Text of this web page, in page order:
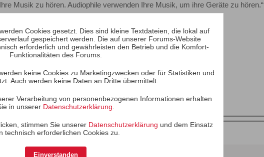
Musik zu hören. Audiophile verwenden Ihre Musik, um ihre Geräte zu hören.“
Cookies gesetzt. Dies sind kleine Textdateien, die lokal auf
gespeichert werden. Die auf unserer Forums-Website
erforderlich und gewährleisten den Betrieb und die Komfort-
Funktionalitäten des Forums.
keine Cookies zu Marketingzwecken oder für Statistiken und
Auch werden keine Daten an Dritte übermittelt.
Verarbeitung von personenbezogenen Informationen erhalten
in unserer Datenschutzerklärung
stimmen Sie unserer Datenschutzerklärung und dem Einsatz
technisch erforderlichen Cookies zu.
Einverstanden